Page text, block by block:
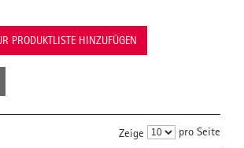
PRODUKTLISTE HINZUFÜGEN
Zeige pro Seite